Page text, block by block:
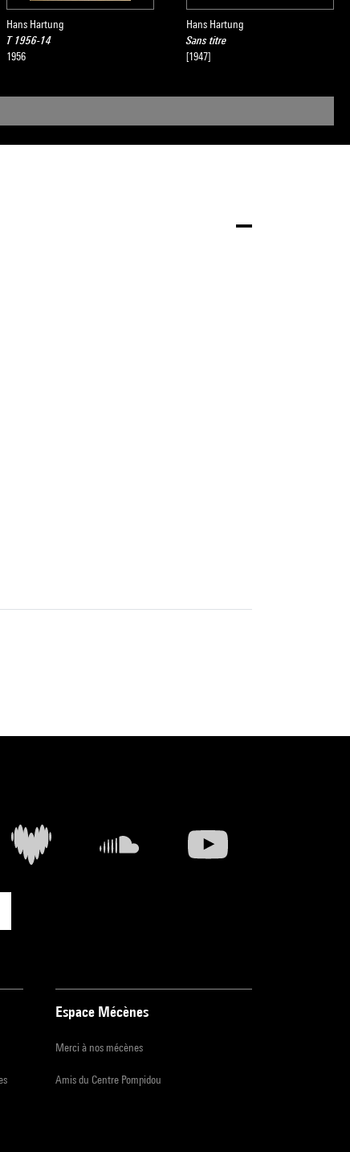
Hans Hartung
T 1956-14
1956
Hans Hartung
Sans titre
[1947]
Espace Mécènes
Merci à nos mécènes
Amis du Centre Pompidou